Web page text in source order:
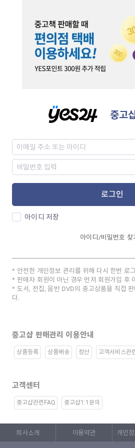
중고
로그인
아이디 저장
아이디/비밀번호 찾
안전한 개인정보 관리를 위해 다시 한번 로
판매자 회원이 아닌 경우 먼저 회원가입 후
도서, 전집, 음반 DVD의 중고상품을 직접
다.
중고샵 판매관리 이용안내
상품등록 상품배송 정산 고객서비스관
고객센터
중고샵관련FAQ 중고샵1:1문의
회사소개 이용약관 개인